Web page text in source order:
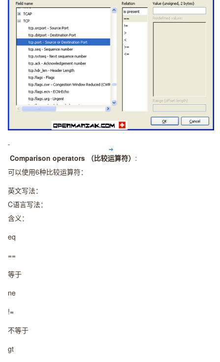
Comparison operators （比较运算符） :
可以使用6种比较运算符：
英文写法：
C语言写法：
含义：
eq
==
等于
ne
!=
不等于
gt